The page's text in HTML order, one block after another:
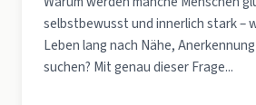
selbstbewusst und innerlich stark –
Leben lang nach Nähe,
suchen? Mit genau dieser Frage...